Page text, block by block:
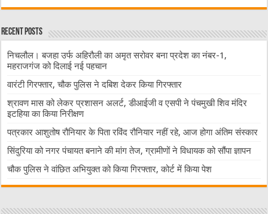
Recent Posts
निचलौल। बजहा उर्फ अहिरौली का अमृत सरोवर बना प्रदेश का नंबर-1,
महराजगंज को दिलाई नई पहचान
वारंटी गिरफ्तार, चौक पुलिस ने दबिश देकर किया गिरफ्तार
श्रावण मास को लेकर प्रशासन अलर्ट, डीआईजी व एसपी ने पंचमुखी शिव मंदिर
इटहिया का किया निरीक्षण
पत्रकार आशुतोष रौनियार के पिता रविंद रौनियार नहीं रहे, आज होगा अंतिम संस्कार
सिंदुरिया को नगर पंचायत बनाने की मांग तेज, ग्रामीणों ने विधायक को सौंपा ज्ञापन
चौक पुलिस ने वांछित अभियुक्त को किया गिरफ्तार, कोर्ट में किया पेश